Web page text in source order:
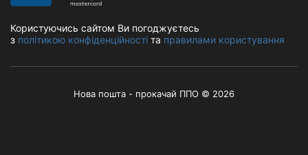
Користуючись сайтом Ви погоджуєтесь
з політикою конфіденційності та правилами користування
Нова пошта - прокачай ППО © 2026